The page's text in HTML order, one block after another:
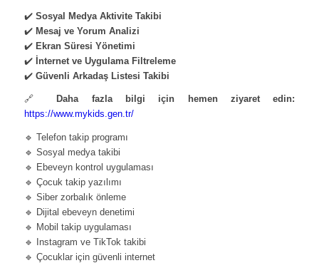
✔️ Sosyal Medya Aktivite Takibi
✔️ Mesaj ve Yorum Analizi
✔️ Ekran Süresi Yönetimi
✔️ İnternet ve Uygulama Filtreleme
✔️ Güvenli Arkadaş Listesi Takibi
🔗
Daha fazla bilgi için hemen ziyaret edin:
https://www.mykids.gen.tr/
🔹 Telefon takip programı
🔹 Sosyal medya takibi
🔹 Ebeveyn kontrol uygulaması
🔹 Çocuk takip yazılımı
🔹 Siber zorbalık önleme
🔹 Dijital ebeveyn denetimi
🔹 Mobil takip uygulaması
🔹 Instagram ve TikTok takibi
🔹 Çocuklar için güvenli internet